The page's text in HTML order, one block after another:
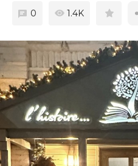
0 1.4K